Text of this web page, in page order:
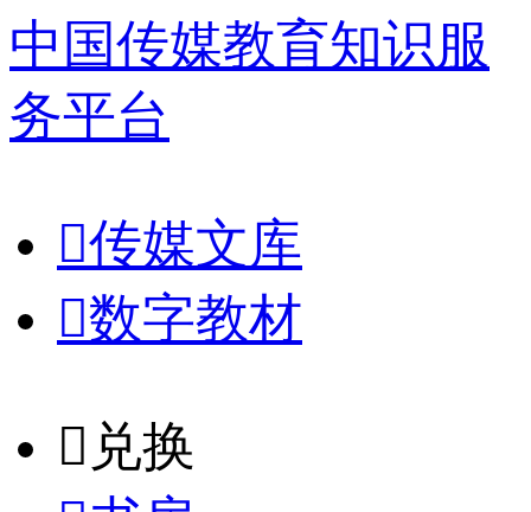
中国传媒教育知识服
务平台
传媒文库
数字教材
𐈈 兑换